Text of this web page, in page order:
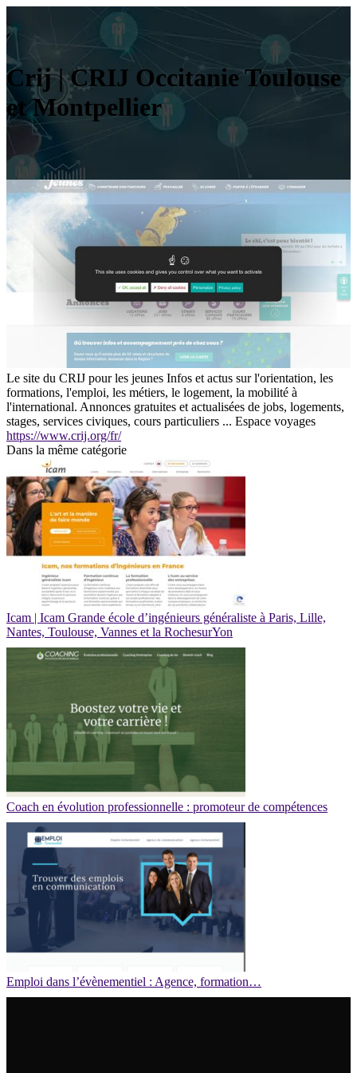
Crij | CRIJ Occitanie Toulouse
et Montpellier
Le site du CRIJ pour les jeunes Infos et actus sur l'orientation, les
formations, l'emploi, les métiers, le logement, la mobilité à
l'international. Annonces gratuites et actualisées de jobs, logements,
stages, services civiques, cours particuliers ... Espace voyages
https://www.crij.org/fr/
Dans la même catégorie
Icam | Icam Grande école d’ingénieurs généraliste à Paris, Lille,
Nantes, Toulouse, Vannes et la RochesurYon
Coach en évolution professionnelle : promoteur de compétences
Emploi dans l’évènementiel : Agence, formation…